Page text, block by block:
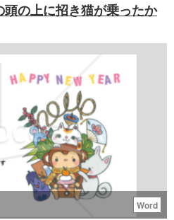
頭の上に招き猫が乗ったか
Word